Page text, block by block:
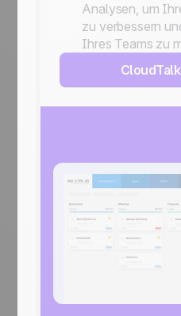
Analysen, um
zu verbessern
Ihres Teams zu